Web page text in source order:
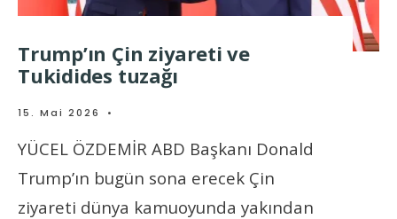
Trump’ın Çin ziyareti ve
Tukidides tuzağı
15. Mai 2026 •
YÜCEL ÖZDEMİR ABD Başkanı Donald
Trump’ın bugün sona erecek Çin
ziyareti dünya kamuoyunda yakından